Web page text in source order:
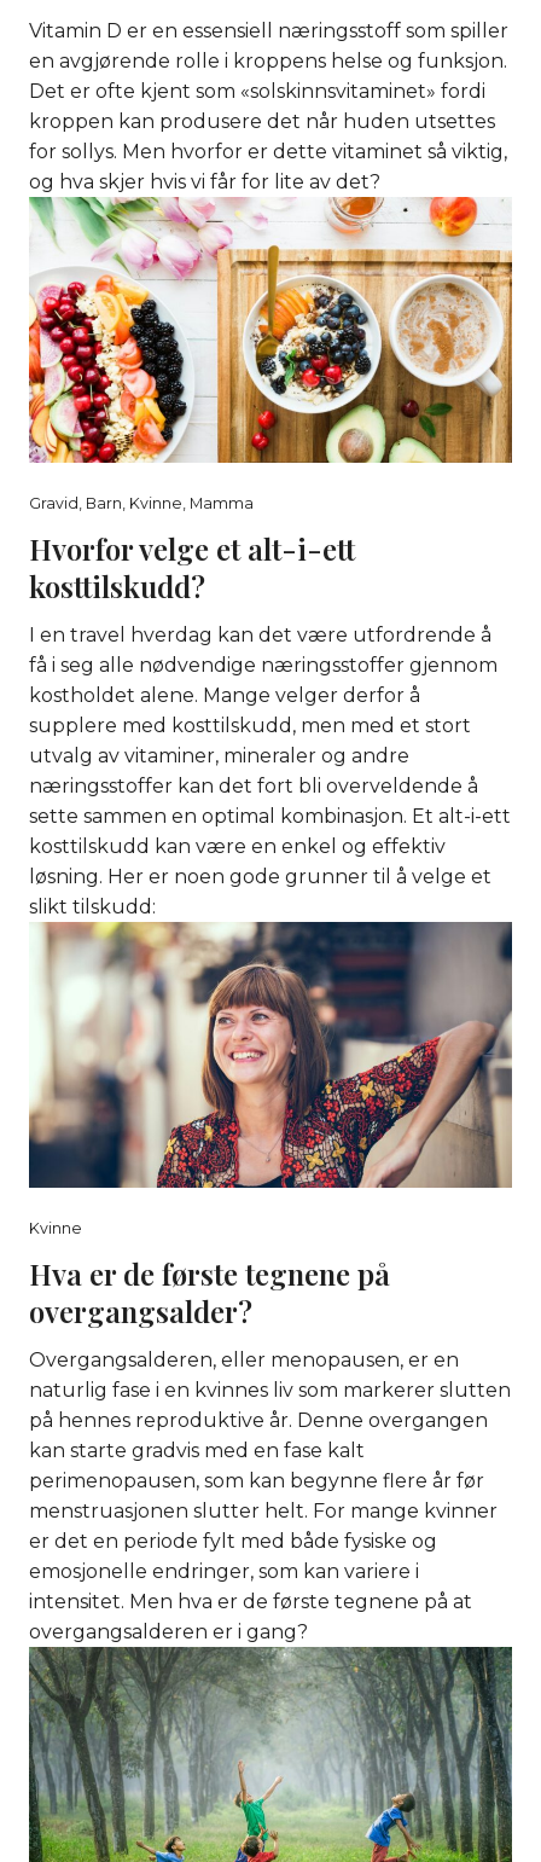
Vitamin D er en essensiell næringsstoff som spiller
en avgjørende rolle i kroppens helse og funksjon.
Det er ofte kjent som «solskinnsvitaminet» fordi
kroppen kan produsere det når huden utsettes
for sollys. Men hvorfor er dette vitaminet så viktig,
og hva skjer hvis vi får for lite av det?
Gravid , Barn, Kvinne, Mamma
Hvorfor velge et alt-i-ett
kosttilskudd?
I en travel hverdag kan det være utfordrende å
få i seg alle nødvendige næringsstoffer gjennom
kostholdet alene. Mange velger derfor å
supplere med kosttilskudd, men med et stort
utvalg av vitaminer, mineraler og andre
næringsstoffer kan det fort bli overveldende å
sette sammen en optimal kombinasjon. Et alt-i-ett
kosttilskudd kan være en enkel og effektiv
løsning. Her er noen gode grunner til å velge et
slikt tilskudd:
Kvinne
Hva er de første tegnene på
overgangsalder?
Overgangsalderen, eller menopausen, er en
naturlig fase i en kvinnes liv som markerer slutten
på hennes reproduktive år. Denne overgangen
kan starte gradvis med en fase kalt
perimenopausen, som kan begynne flere år før
menstruasjonen slutter helt. For mange kvinner
er det en periode fylt med både fysiske og
emosjonelle endringer, som kan variere i
intensitet. Men hva er de første tegnene på at
overgangsalderen er i gang?